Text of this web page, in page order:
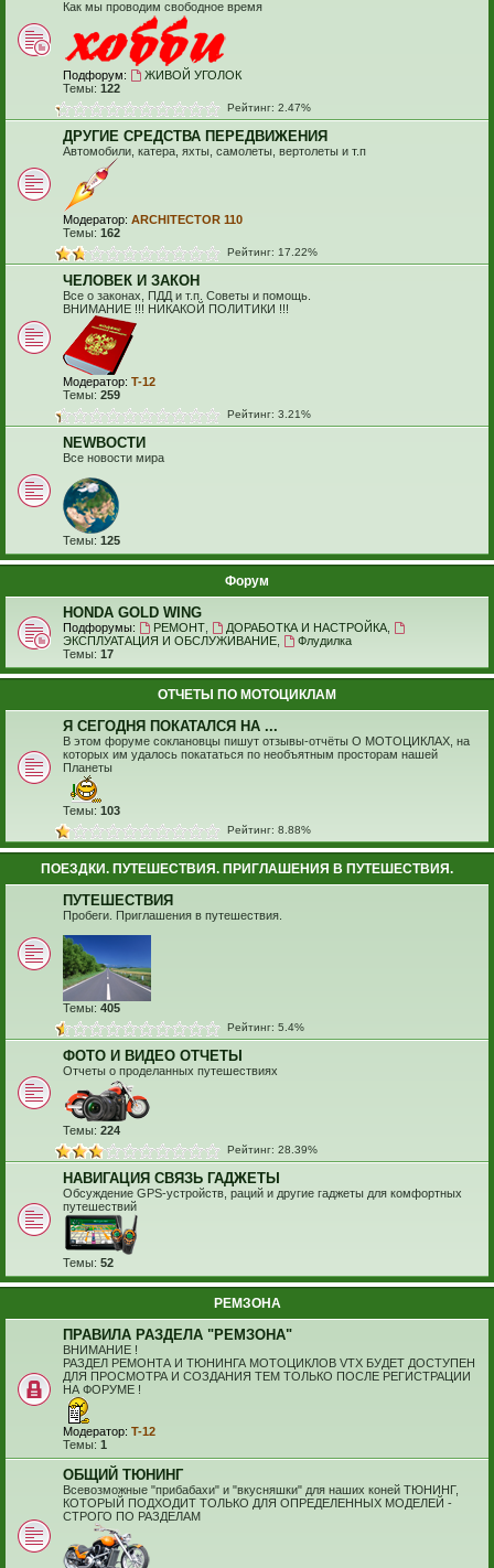
Как мы проводим свободное время
Подфорум:
ЖИВОЙ УГОЛОК
Темы: 122
Рейтинг: 2.47%
ДРУГИЕ СРЕДСТВА ПЕРЕДВИЖЕНИЯ
Автомобили, катера, яхты, самолеты, вертолеты и т.п
Модератор: ARCHITECTOR 110
Темы: 162
Рейтинг: 17.22%
ЧЕЛОВЕК И ЗАКОН
Все о законах, ПДД и т.п. Советы и помощь.
ВНИМАНИЕ !!! НИКАКОЙ ПОЛИТИКИ !!!
Модератор: T-12
Темы: 259
Рейтинг: 3.21%
NEWВОСТИ
Все новости мира
Темы: 125
Форум
HONDA GOLD WING
Подфорумы: РЕМОНТ, ДОРАБОТКА И НАСТРОЙКА,
ЭКСПЛУАТАЦИЯ И ОБСЛУЖИВАНИЕ
Флудилка
Темы: 17
ОТЧЕТЫ ПО МОТОЦИКЛАМ
Я СЕГОДНЯ ПОКАТАЛСЯ НА ...
В этом форуме соклановцы пишут отзывы-отчёты О МОТОЦИКЛАХ, на
которых им удалось покататься по необъятным просторам нашей
Планеты
Темы: 103
Рейтинг: 8.88%
ПОЕЗДКИ. ПУТЕШЕСТВИЯ. ПРИГЛАШЕНИЯ В ПУТЕШЕСТВИЯ.
ПУТЕШЕСТВИЯ
Пробеги. Приглашения в путешествия.
Темы: 405
Рейтинг: 5.4%
ФОТО И ВИДЕО ОТЧЕТЫ
Отчеты о проделанных путешествиях
Темы: 224
Рейтинг: 28.39%
НАВИГАЦИЯ СВЯЗЬ ГАДЖЕТЫ
Обсуждение GPS-устройств, раций и другие гаджеты для комфортных
путешествий
Темы: 52
РЕМЗОНА
ПРАВИЛА РАЗДЕЛА "РЕМЗОНА"
ВНИМАНИЕ !
РАЗДЕЛ РЕМОНТА И ТЮНИНГА МОТОЦИКЛОВ VTX БУДЕТ ДОСТУПЕН
ДЛЯ ПРОСМОТРА И СОЗДАНИЯ ТЕМ ТОЛЬКО ПОСЛЕ РЕГИСТРАЦИИ
НА ФОРУМЕ !
Модератор: T-12
Темы: 1
ОБЩИЙ ТЮНИНГ
Всевозможные "прибабахи" и "вкусняшки" для наших коней ТЮНИНГ,
КОТОРЫЙ ПОДХОДИТ ТОЛЬКО ДЛЯ ОПРЕДЕЛЕННЫХ МОДЕЛЕЙ -
СТРОГО ПО РАЗДЕЛАМ